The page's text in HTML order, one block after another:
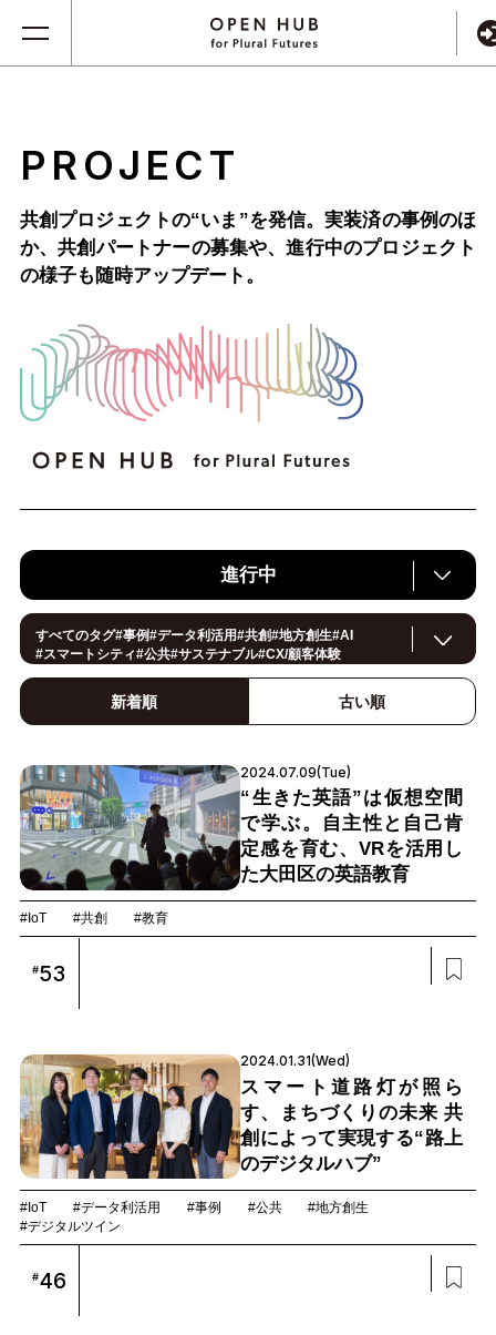
PROJECT
共創プロジェクトの“いま”を発信。実装済の事例のほ
か、共創パートナーの募集や、進行中のプロジェクト
の様子も随時アップデート。
進行中
すべてのタグ#事例#データ利活用#共創#地方創生#AI
#スマートシティ#公共#サステナブル#CX/顧客体験
イノベーション #IoT
# Foodtech#デジタルツイン
新着順 古い順
2024.07.09(Tue)
“生きた英語”は仮想空間
で学ぶ。自主性と自己肯
定感を育む、VRを活用し
た大田区の英語教育
#IoT #共創 #教育
#53
2024.01.31(Wed)
スマート道路灯が照ら
す、まちづくりの未来 共
創によって実現する“路上
のデジタルハブ”
#IoT #データ利活用 #事例 #公共
#地方創生
#デジタルツイン
#46